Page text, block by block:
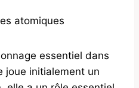
atomiques
essentiel dans
joue initialement un